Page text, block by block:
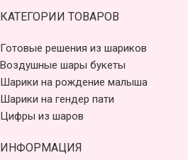
КАТЕГОРИИ ТОВАРОВ
Готовые решения из шариков
Воздушные шары букеты
Шарики на рождение малыша
Шарики на гендер пати
Цифры из шаров
ИНФОРМАЦИЯ